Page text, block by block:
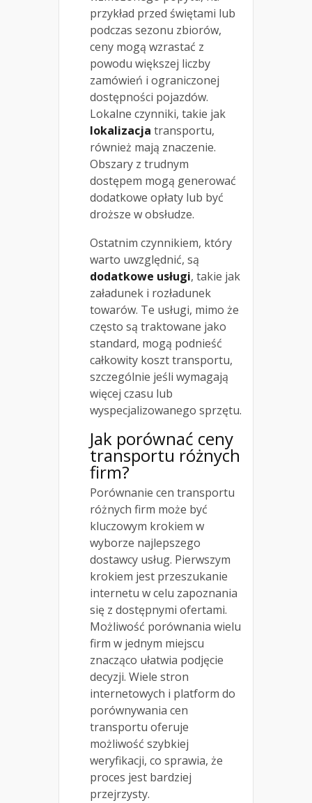
przykład przed świętami lub
podczas sezonu zbiorów,
ceny mogą wzrastać z
powodu większej liczby
zamówień i ograniczonej
dostępności pojazdów.
Lokalne czynniki, takie jak
lokalizacja transportu,
również mają znaczenie.
Obszary z trudnym
dostępem mogą generować
dodatkowe opłaty lub być
droższe w obsłudze.
Ostatnim czynnikiem, który
warto uwzględnić, są
dodatkowe usługi, takie jak
załadunek i rozładunek
towarów. Te usługi, mimo że
często są traktowane jako
standard, mogą podnieść
całkowity koszt transportu,
szczególnie jeśli wymagają
więcej czasu lub
wyspecjalizowanego sprzętu.
Jak porównać ceny
transportu różnych
firm?
Porównanie cen transportu
różnych firm może być
kluczowym krokiem w
wyborze najlepszego
dostawcy usług. Pierwszym
krokiem jest przeszukanie
internetu w celu zapoznania
się z dostępnymi ofertami.
Możliwość porównania wielu
firm w jednym miejscu
znacząco ułatwia podjęcie
decyzji. Wiele stron
internetowych i platform do
porównywania cen
transportu oferuje
możliwość szybkiej
weryfikacji, co sprawia, że
proces jest bardziej
przejrzysty.